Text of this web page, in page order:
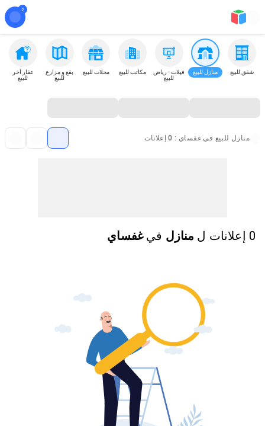
شقق للبيع منازل للبيع
فيلات - رياض
للبيع
مكاتب للبيع محلات للبيع
بقع و مزارع
للبيع
عقار آخر
للبيع
منازل للبيع في غفساي : 0 إعلانات
0 إعلانات ل منازل في غفساي